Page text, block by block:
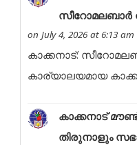
on July 4, 2026 at 6:13 am
കാക്കനാട്:
കാര്യാലയമായ
കാക്കനാട്
തിരുനാളും